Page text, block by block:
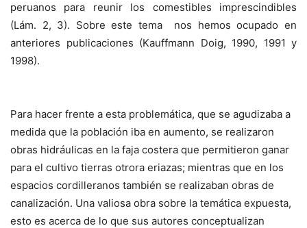
peruanos para reunir los comestibles imprescindibles
(Lám. 2, 3). Sobre este tema nos hemos ocupado en
anteriores publicaciones (Kauffmann Doig, 1990, 1991 y
1998).
Para hacer frente a esta problemática, que se agudizaba a
medida que la población iba en aumento, se realizaron
obras hidráulicas en la faja costera que permitieron ganar
para el cultivo tierras otrora eriazas; mientras que en los
espacios cordilleranos también se realizaban obras de
canalización. Una valiosa obra sobre la temática expuesta,
esto es acerca de lo que sus autores conceptualizan